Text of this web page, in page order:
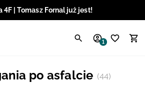
4F | Tomasz Fornal już jest!
1
po asfalcie (44)
Angielski / USD